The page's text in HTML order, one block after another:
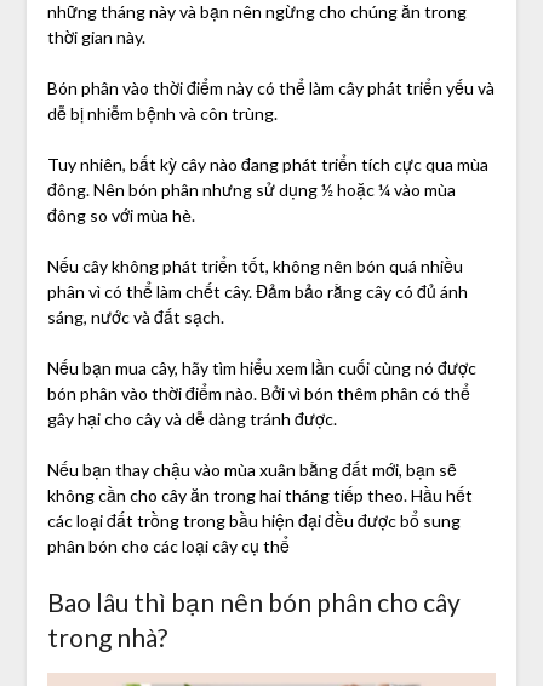
những tháng này và bạn nên ngừng cho chúng ăn trong
thời gian này.
Bón phân vào thời điểm này có thể làm cây phát triển yếu và
dễ bị nhiễm bệnh và côn trùng.
Tuy nhiên, bất kỳ cây nào đang phát triển tích cực qua mùa
đông. Nên bón phân nhưng sử dụng ½ hoặc ¼ vào mùa
đông so với mùa hè.
Nếu cây không phát triển tốt, không nên bón quá nhiều
phân vì có thể làm chết cây. Đảm bảo rằng cây có đủ ánh
sáng, nước và đất sạch.
Nếu bạn mua cây, hãy tìm hiểu xem lần cuối cùng nó được
bón phân vào thời điểm nào. Bởi vì bón thêm phân có thể
gây hại cho cây và dễ dàng tránh được.
Nếu bạn thay chậu vào mùa xuân bằng đất mới, bạn sẽ
không cần cho cây ăn trong hai tháng tiếp theo. Hầu hết
các loại đất trồng trong bầu hiện đại đều được bổ sung
phân bón cho các loại cây cụ thể
Bao lâu thì bạn nên bón phân cho cây
trong nhà?